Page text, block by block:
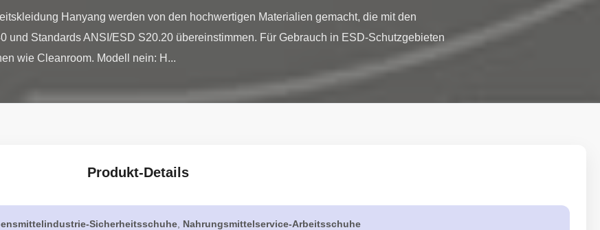
Hanyang werden von den hochwertigen Materialien gemacht, die mit den
und Standards ANSI/ESD S20.20 übereinstimmen. Für Gebrauch in ESD-Schutzgebieten
wie Cleanroom. Modell nein: H...
Produkt-Details
Sicherheitsschuhe, Nahrungsmittelservice-Arbeitsschuhe